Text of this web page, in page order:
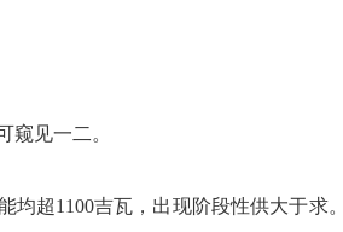
见一二。
超1100吉瓦，出现阶段性供大于求。